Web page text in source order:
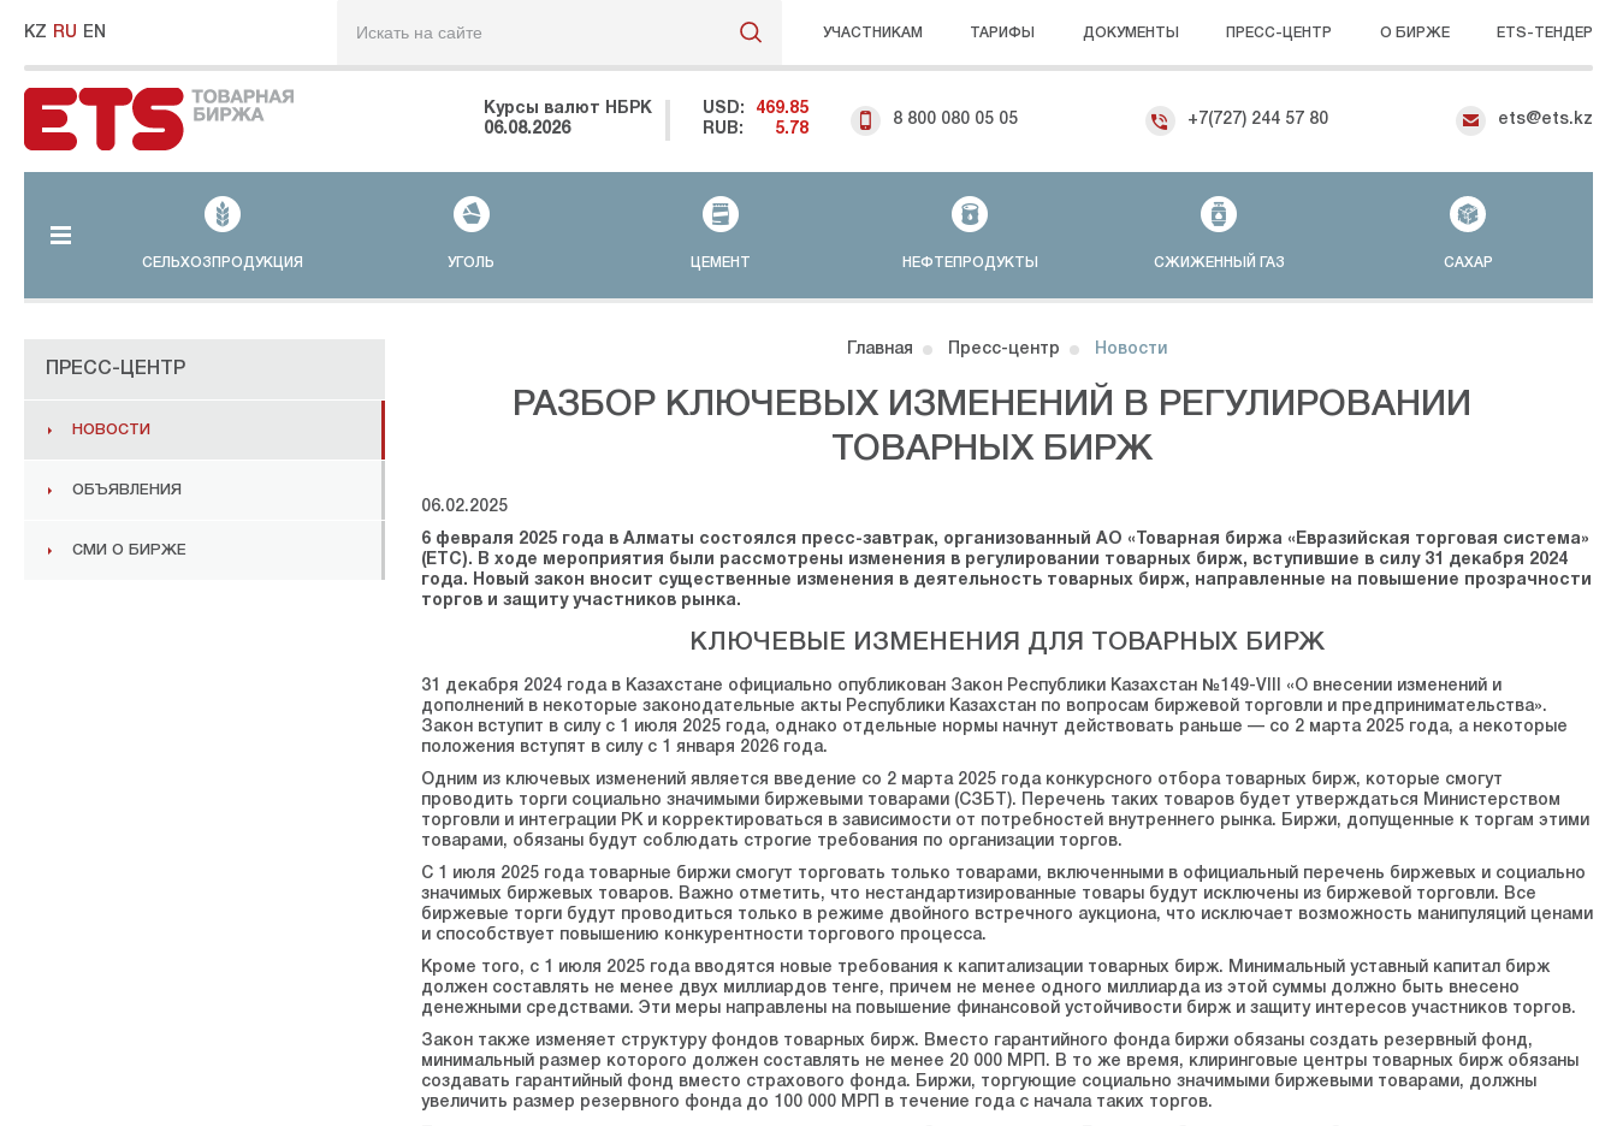
KZ RU EN УЧАСТНИКАМ ТАРИФЫ ДОКУМЕНТЫ ПРЕСС-ЦЕНТР О БИРЖЕ ETS-ТЕНДЕР
Курсы валют НБРК
06.08.2026
USD:
469.85
RUB:
5.78
8 800 080 05 05 +7(727) 244 57 80 ets@ets.kz
СЕЛЬХОЗПРОДУКЦИЯ УГОЛЬ ЦЕМЕНТ НЕФТЕПРОДУКТЫ СЖИЖЕННЫЙ ГАЗ САХАР
ПРЕСС-ЦЕНТР
НОВОСТИ
ОБЪЯВЛЕНИЯ
СМИ О БИРЖЕ
Главная Пресс-центр Новости
РАЗБОР КЛЮЧЕВЫХ ИЗМЕНЕНИЙ В РЕГУЛИРОВАНИИ
ТОВАРНЫХ БИРЖ
06.02.2025
6 февраля 2025 года в Алматы состоялся пресс-завтрак, организованный АО «Товарная биржа «Евразийская торговая система»
(ЕТС). В ходе мероприятия были рассмотрены изменения в регулировании товарных бирж, вступившие в силу 31 декабря 2024
года. Новый закон вносит существенные изменения в деятельность товарных бирж, направленные на повышение прозрачности
торгов и защиту участников рынка.
КЛЮЧЕВЫЕ ИЗМЕНЕНИЯ ДЛЯ ТОВАРНЫХ БИРЖ
31 декабря 2024 года в Казахстане официально опубликован Закон Республики Казахстан №149-VIII «О внесении изменений и
дополнений в некоторые законодательные акты Республики Казахстан по вопросам биржевой торговли и предпринимательства».
Закон вступит в силу с 1 июля 2025 года, однако отдельные нормы начнут действовать раньше — со 2 марта 2025 года, а некоторые
положения вступят в силу с 1 января 2026 года.
Одним из ключевых изменений является введение со 2 марта 2025 года конкурсного отбора товарных бирж, которые смогут
проводить торги социально значимыми биржевыми товарами (СЗБТ). Перечень таких товаров будет утверждаться Министерством
торговли и интеграции РК и корректироваться в зависимости от потребностей внутреннего рынка. Биржи, допущенные к торгам этими
товарами, обязаны будут соблюдать строгие требования по организации торгов.
С 1 июля 2025 года товарные биржи смогут торговать только товарами, включенными в официальный перечень биржевых и социально
значимых биржевых товаров. Важно отметить, что нестандартизированные товары будут исключены из биржевой торговли. Все
биржевые торги будут проводиться только в режиме двойного встречного аукциона, что исключает возможность манипуляций ценами
и способствует повышению конкурентности торгового процесса.
Кроме того, с 1 июля 2025 года вводятся новые требования к капитализации товарных бирж. Минимальный уставный капитал бирж
должен составлять не менее двух миллиардов тенге, причем не менее одного миллиарда из этой суммы должно быть внесено
денежными средствами. Эти меры направлены на повышение финансовой устойчивости бирж и защиту интересов участников торгов.
Закон также изменяет структуру фондов товарных бирж. Вместо гарантийного фонда биржи обязаны создать резервный фонд,
минимальный размер которого должен составлять не менее 20 000 МРП. В то же время, клиринговые центры товарных бирж обязаны
создавать гарантийный фонд вместо страхового фонда. Биржи, торгующие социально значимыми биржевыми товарами, должны
увеличить размер резервного фонда до 100 000 МРП в течение года с начала таких торгов.